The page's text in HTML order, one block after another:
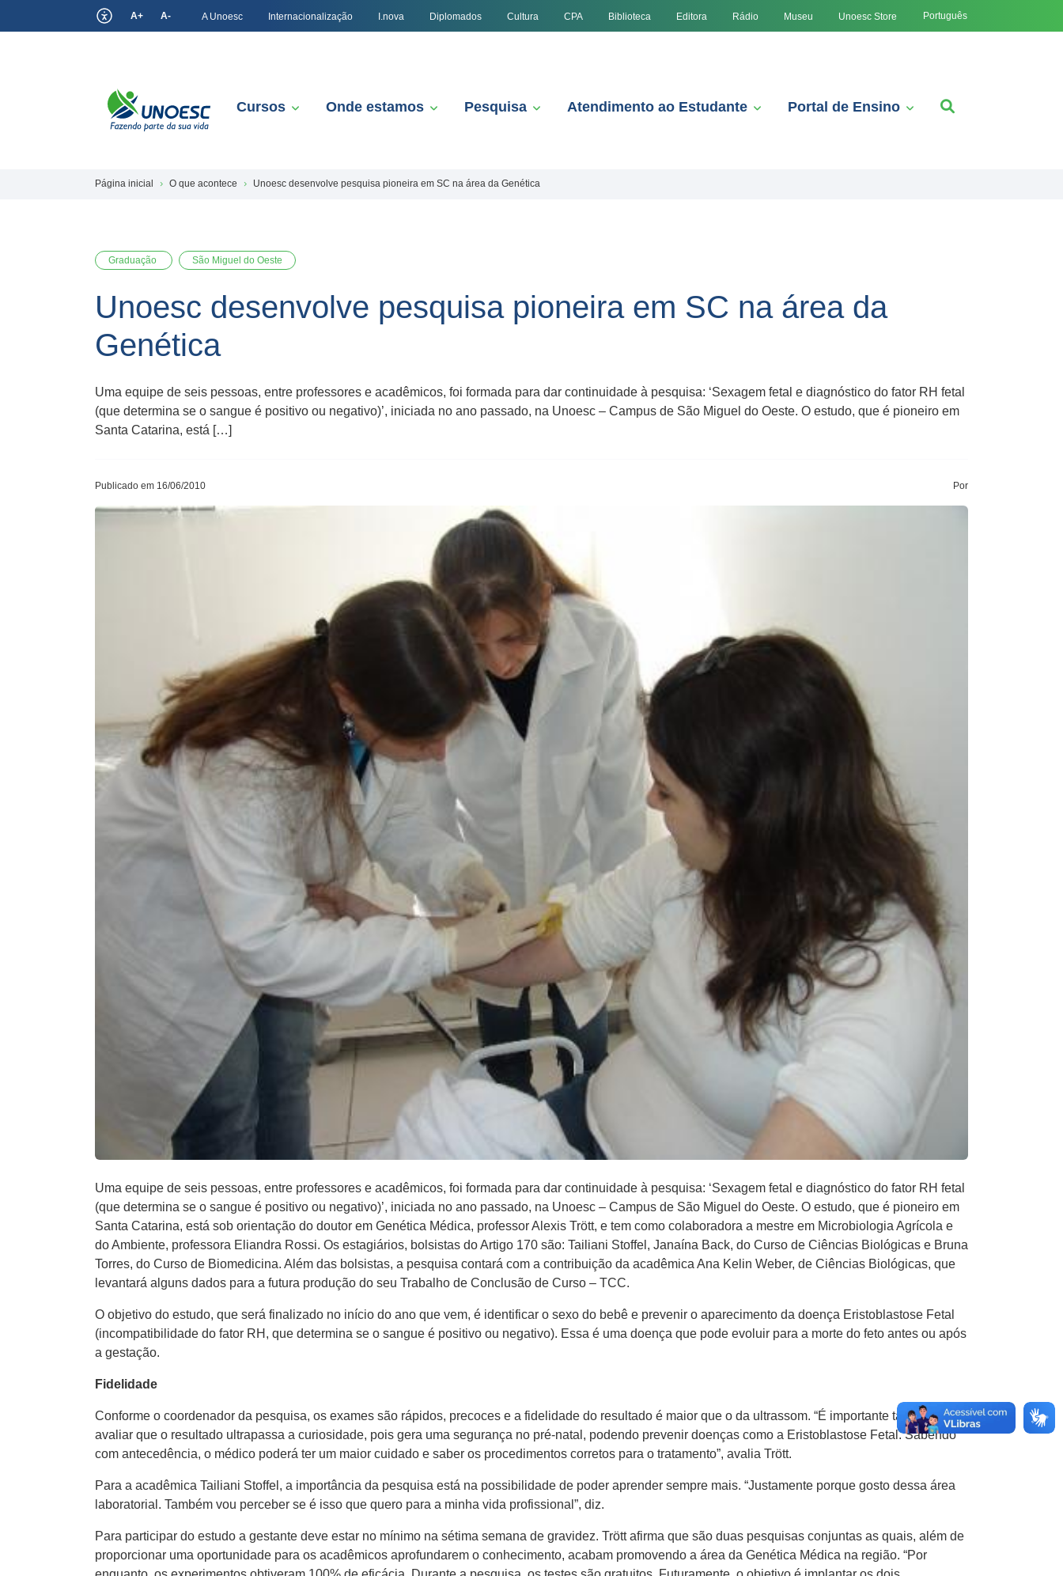
A+ A- A Unoesc Internacionalização I.nova Diplomados Cultura CPA Biblioteca Editora Rádio Museu Unoesc Store Português
Cursos Onde estamos Pesquisa Atendimento ao Estudante Portal de Ensino
Página inicial O que acontece Unoesc desenvolve pesquisa pioneira em SC na área da Genética
Graduação São Miguel do Oeste
Unoesc desenvolve pesquisa pioneira em SC na área da
Genética
Uma equipe de seis pessoas, entre professores e acadêmicos, foi formada para dar continuidade à pesquisa: ‘Sexagem fetal e diagnóstico do fator RH fetal
(que determina se o sangue é positivo ou negativo)’, iniciada no ano passado, na Unoesc – Campus de São Miguel do Oeste. O estudo, que é pioneiro em
Santa Catarina, está […]
Publicado em 16/06/2010 Por
Uma equipe de seis pessoas, entre professores e acadêmicos, foi formada para dar continuidade à pesquisa: ‘Sexagem fetal e diagnóstico do fator RH fetal
(que determina se o sangue é positivo ou negativo)’, iniciada no ano passado, na Unoesc – Campus de São Miguel do Oeste. O estudo, que é pioneiro em
Santa Catarina, está sob orientação do doutor em Genética Médica, professor Alexis Trött, e tem como colaboradora a mestre em Microbiologia Agrícola e
do Ambiente, professora Eliandra Rossi. Os estagiários, bolsistas do Artigo 170 são: Tailiani Stoffel, Janaína Back, do Curso de Ciências Biológicas e Bruna
Torres, do Curso de Biomedicina. Além das bolsistas, a pesquisa contará com a contribuição da acadêmica Ana Kelin Weber, de Ciências Biológicas, que
levantará alguns dados para a futura produção do seu Trabalho de Conclusão de Curso – TCC.
O objetivo do estudo, que será finalizado no início do ano que vem, é identificar o sexo do bebê e prevenir o aparecimento da doença Eristoblastose Fetal
(incompatibilidade do fator RH, que determina se o sangue é positivo ou negativo). Essa é uma doença que pode evoluir para a morte do feto antes ou após
a gestação.
Fidelidade
Conforme o coordenador da pesquisa, os exames são rápidos, precoces e a fidelidade do resultado é maior que o da ultrassom. “É importante também
avaliar que o resultado ultrapassa a curiosidade, pois gera uma segurança no pré-natal, podendo prevenir doenças como a Eristoblastose Fetal. Sabendo
com antecedência, o médico poderá ter um maior cuidado e saber os procedimentos corretos para o tratamento”, avalia Trött.
Para a acadêmica Tailiani Stoffel, a importância da pesquisa está na possibilidade de poder aprender sempre mais. “Justamente porque gosto dessa área
laboratorial. Também vou perceber se é isso que quero para a minha vida profissional”, diz.
Para participar do estudo a gestante deve estar no mínimo na sétima semana de gravidez. Trött afirma que são duas pesquisas conjuntas as quais, além de
proporcionar uma oportunidade para os acadêmicos aprofundarem o conhecimento, acabam promovendo a área da Genética Médica na região. “Por